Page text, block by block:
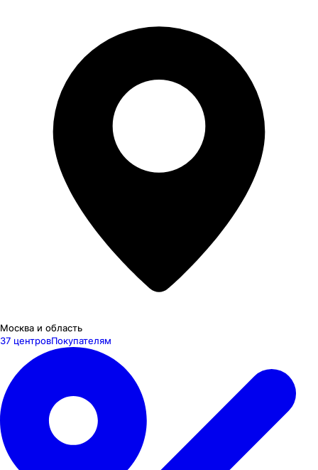
Москва и область
37 центровПокупателям